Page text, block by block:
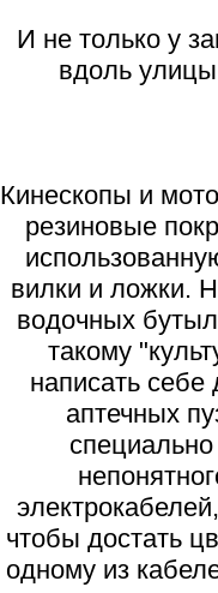
И не только у
вдоль
Кинескопы и
резиновые
вилки и ложки.
водочных
такому
написать
аптечных
чтобы достать
одному из